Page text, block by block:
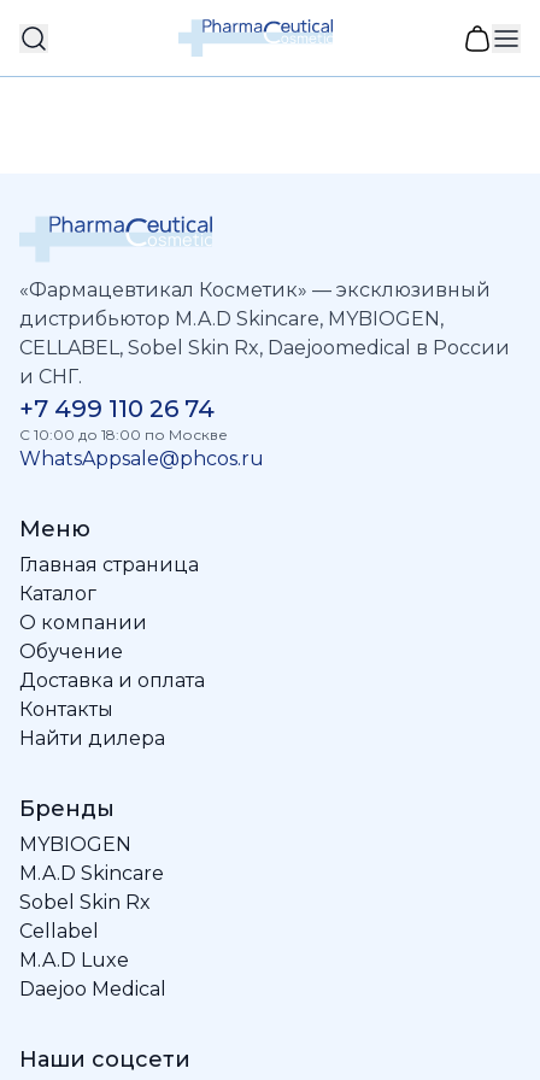
«Фармацевтикал Косметик» — эксклюзивный
дистрибьютор M.A.D Skincare, MYBIOGEN,
CELLABEL, Sobel Skin Rx, Daejoomedical в России
и СНГ.
+7 499 110 26 74
C 10:00 до 18:00 по Москве
WhatsAppsale@phcos.ru
Меню
Главная страница
Каталог
О компании
Обучение
Доставка и оплата
Контакты
Найти дилера
Бренды
MYBIOGEN
M.A.D Skincare
Sobel Skin Rx
Cellabel
M.A.D Luxe
Daejoo Medical
Наши соцсети